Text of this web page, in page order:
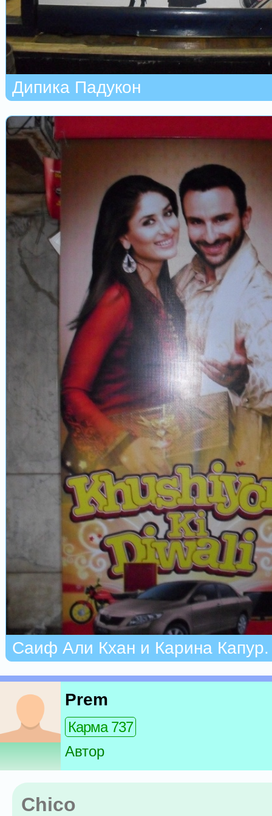
Дипика Падукон
Саиф Али Кхан и Карина
Prem
Карма 737
Автор
Chico